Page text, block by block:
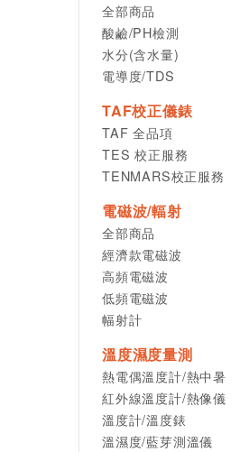
全部商品
酸鹼/PH檢測
水分(含水量)
電導度/TDS
TAF校正儀錶
TAF 全品項
TES 校正服務
TENMARS校正服務
電磁波/輻射
全部商品
經濟款電磁波
高頻電磁波
低頻電磁波
幅射計
溫度濕度量測
熱電偶溫度計/熱中暑
紅外線溫度計/熱像儀
溫度計/溫度錶
溫濕度/藍芽測溫儀